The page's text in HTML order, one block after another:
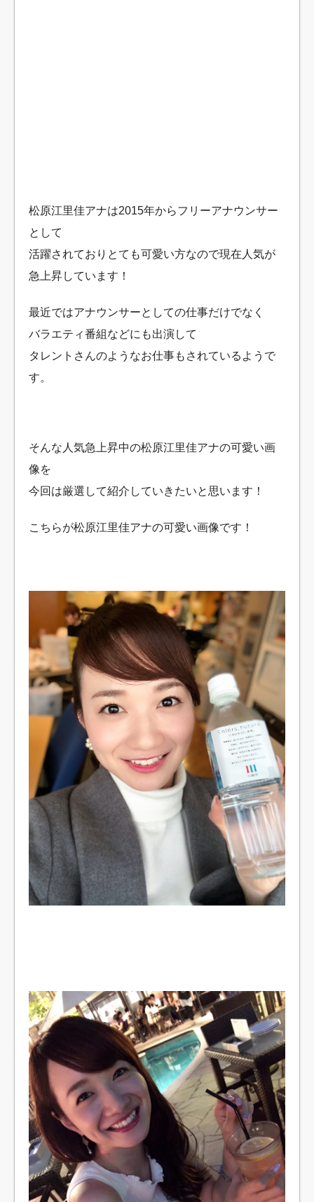
松原江里佳アナは2015年からフリーアナウンサー
として
活躍されておりとても可愛い方なので現在人気が
急上昇しています！
最近ではアナウンサーとしての仕事だけでなく
バラエティ番組などにも出演して
タレントさんのようなお仕事もされているようで
す。
そんな人気急上昇中の松原江里佳アナの可愛い画
像を
今回は厳選して紹介していきたいと思います！
こちらが松原江里佳アナの可愛い画像です！